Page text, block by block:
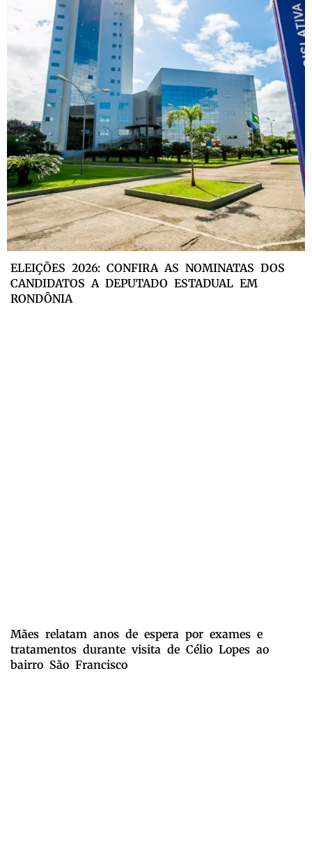
ELEIÇÕES 2026: CONFIRA AS NOMINATAS DOS
CANDIDATOS A DEPUTADO ESTADUAL EM
RONDÔNIA
Mães relatam anos de espera por exames e
tratamentos durante visita de Célio Lopes ao
bairro São Francisco